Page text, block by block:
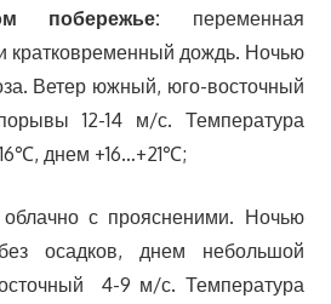
побережье: переменная
кратковременный дождь. Ночью
Ветер южный, юго-восточный
12-14 м/с. Температура
днем +16…+21℃;
облачно с проясненими. Ночью
осадков, днем небольшой
4-9 м/с. Температура